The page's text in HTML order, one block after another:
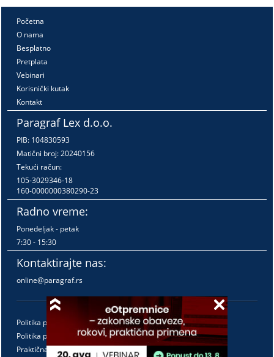
Početna
O nama
Besplatno
Pretplata
Vebinari
Korisnički kutak
Kontakt
Paragraf Lex d.o.o.
PIB: 104830593
Matični broj: 20240156
Tekući račun:
105-3029346-18
160-0000000380290-23
Radno vreme:
Ponedeljak - petak
7:30 - 15:30
Kontaktirajte nas:
online@paragraf.rs
Politika privatnosti
Politika pružanja usluga
Praktična pravila pružanja usluga